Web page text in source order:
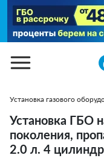
Установка газового
Установка ГБО
поколения,
2.0 л. 4